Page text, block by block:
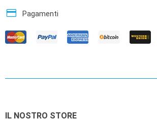
credit_card Pagamenti
IL NOSTRO STORE